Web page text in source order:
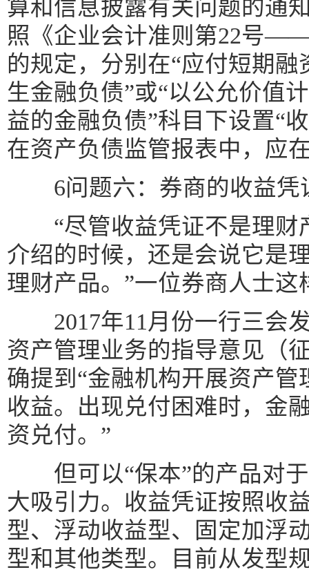
算和信息披露有关问题的通
照《企业会计准则第22号
的规定，分别在“应付短期融
生金融负债”或“以公允价值
益的金融负债”科目下设置“
在资产负债监管报表中，应
6问题六：券商的收益凭
“尽管收益凭证不是理财
介绍的时候，还是会说它是
理财产品。”一位券商人士这
2017年11月份一行三会
资产管理业务的指导意见（
确提到“金融机构开展资产
收益。出现兑付困难时，金
资兑付。”
但可以“保本”的产品对于
大吸引力。收益凭证按照收
型、浮动收益型、固定加浮
型和其他类型。目前从发型